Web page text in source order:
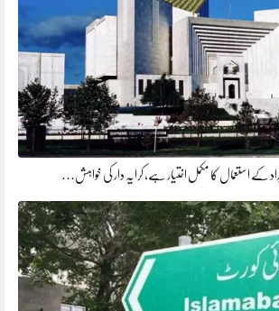
کے استعمال کا مکمل اختیار ہے، کرایہ دار کی خواہش…